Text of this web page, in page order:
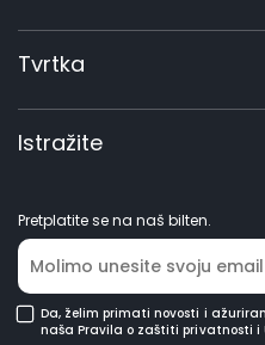
350
300-350
Podesivo
X5 Gen 2
X3 Gen 2
Profesionalni program od
Pribor
Centar za podršku
Upit o proizvodu
Priručnici i videozapisi
Tvrtka
O nama
Elite Lab
Gdje kupiti
Istražite
Pretplatite se na naš bilten.
Da, želim primati novosti i
naša Pravila o zaštiti privatnosti i